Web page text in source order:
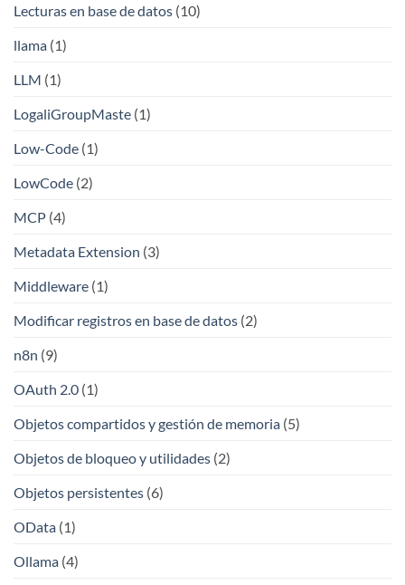
Lecturas en base de datos (10)
llama (1)
LLM (1)
LogaliGroupMaste (1)
Low-Code (1)
LowCode (2)
MCP (4)
Metadata Extension (3)
Middleware (1)
Modificar registros en base de datos (2)
n8n (9)
OAuth 2.0 (1)
Objetos compartidos y gestión de memoria (5)
Objetos de bloqueo y utilidades (2)
Objetos persistentes (6)
OData (1)
Ollama (4)